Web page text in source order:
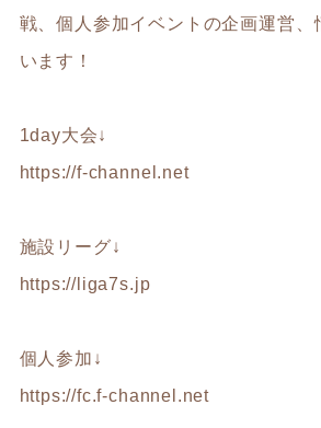
戦、個人参加イベントの企画運営、
います！
1day大会↓
https://f-channel.net
施設リーグ↓
https://liga7s.jp
個人参加↓
https://fc.f-channel.net